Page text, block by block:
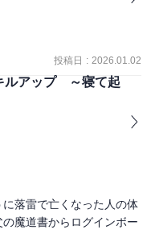
投稿日 : 2026.01.02
ルアップ ～寝て起
落雷で亡くなった人の体
魔道書からログインボー